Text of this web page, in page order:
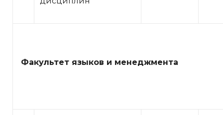
Факультет языков и менеджмента